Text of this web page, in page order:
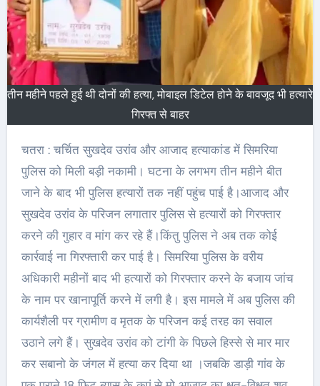
तीन महीने पहले हुई थी दोनों की हत्या, मोबाइल डिटेल होने के बावजूद भी हत्यारे
गिरफ्त से बाहर
चतरा : चर्चित सुखदेव उरांव और आजाद हत्याकांड में सिमरिया
पुलिस को मिली बड़ी नकामी। घटना के लगभग तीन महीने बीत
जाने के बाद भी पुलिस हत्यारों तक नहीं पहुंच पाई है।आजाद और
सुखदेव उरांव के परिजन लगातार पुलिस से हत्यारों को गिरफ्तार
करने की गुहार व मांग कर रहे हैं।किंतु पुलिस ने अब तक कोई
कार्रवाई ना गिरफ्तारी कर पाई है। सिमरिया पुलिस के वरीय
अधिकारी महीनों बाद भी हत्यारों को गिरफ्तार करने के बजाय जांच
के नाम पर खानापूर्ति करने में लगी है। इस मामले में अब पुलिस की
कार्यशैली पर ग्रामीण व मृतक के परिजन कई तरह का सवाल
उठाने लगे हैं। सुखदेव उरांव को टांगी के पिछले हिस्से से मार मार
कर सबानो के जंगल में हत्या कर दिया था ।जबकि डाड़ी गांव के